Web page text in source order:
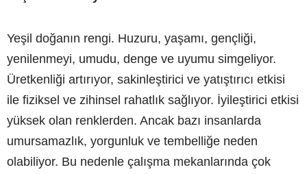
Yeşil doğanın rengi. Huzuru, yaşamı, gençliği,
yenilenmeyi, umudu, denge ve uyumu simgeliyor.
Üretkenliği artırıyor, sakinleştirici ve yatıştırıcı etkisi
ile fiziksel ve zihinsel rahatlık sağlıyor. İyileştirici etkisi
yüksek olan renklerden. Ancak bazı insanlarda
umursamazlık, yorgunluk ve tembelliğe neden
olabiliyor. Bu nedenle çalışma mekanlarında çok